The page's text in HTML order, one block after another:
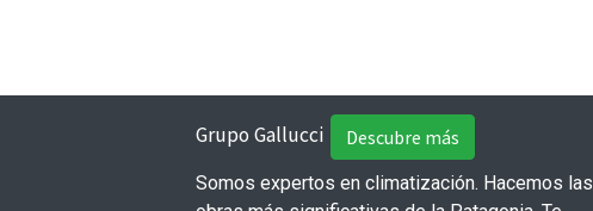
Grupo Gallucci Descubre más
Somos expertos en climatización. Hacemos las